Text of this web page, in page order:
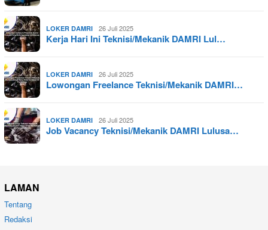
LOKER DAMRI 26 Juli 2025
Kerja Hari Ini Teknisi/Mekanik DAMRI Lul…
LOKER DAMRI 26 Juli 2025
Lowongan Freelance Teknisi/Mekanik DAMRI…
LOKER DAMRI 26 Juli 2025
Job Vacancy Teknisi/Mekanik DAMRI Lulusa…
LAMAN
Tentang
Redaksi